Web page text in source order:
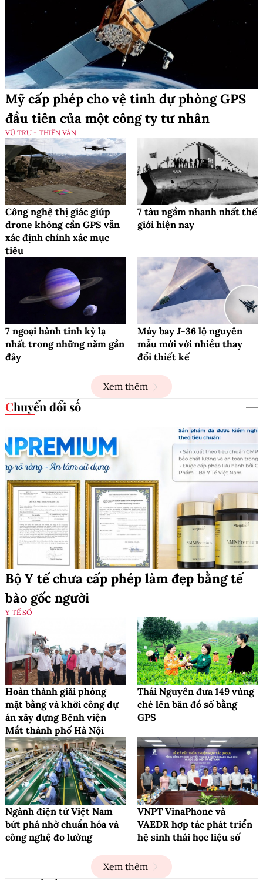
Mỹ cấp phép cho vệ tinh dự phòng GPS
đầu tiên của một công ty tư nhân
VŨ TRỤ - THIÊN VĂN
Công nghệ thị giác giúp
drone không cần GPS vẫn
xác định chính xác mục
tiêu
7 tàu ngầm nhanh nhất thế
giới hiện nay
7 ngoại hành tinh kỳ lạ
nhất trong những năm gần
đây
Máy bay J-36 lộ nguyên
mẫu mới với nhiều thay
đổi thiết kế
Xem thêm
Chuyển đổi số
Bộ Y tế chưa cấp phép làm đẹp bằng tế
bào gốc người
Y TẾ SỐ
Hoàn thành giải phóng
mặt bằng và khởi công dự
án xây dựng Bệnh viện
Mắt thành phố Hà Nội
Thái Nguyên đưa 149 vùng
chè lên bản đồ số bằng
GPS
Ngành điện tử Việt Nam
bứt phá nhờ chuẩn hóa và
công nghệ đo lường
VNPT VinaPhone và
VAEDR hợp tác phát triển
hệ sinh thái học liệu số
Xem thêm